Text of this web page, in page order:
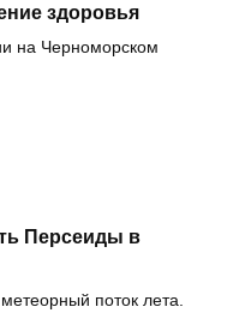
здоровья
на Черноморском
Персеиды в
поток лета.